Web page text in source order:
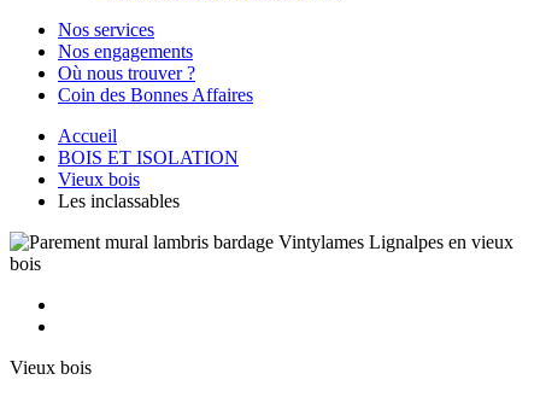
Nos services
Nos engagements
Où nous trouver ?
Coin des Bonnes Affaires
Accueil
BOIS ET ISOLATION
Vieux bois
Les inclassables
Vieux bois